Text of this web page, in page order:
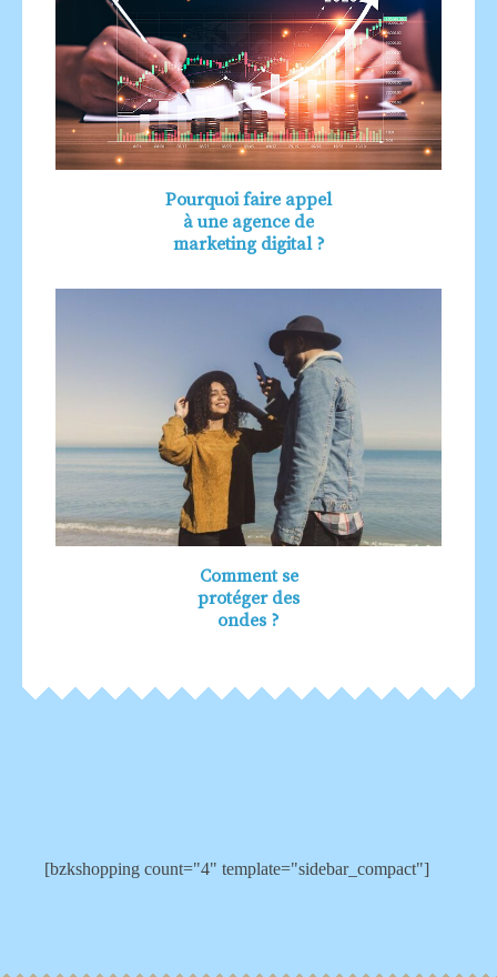
Pourquoi faire appel
à une agence de
marketing digital ?
Comment se
protéger des
ondes ?
[bzkshopping count="4" template="sidebar_compact"]